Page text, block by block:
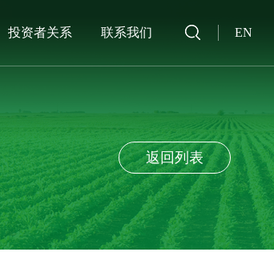
投资者关系 联系我们 EN
返回列表